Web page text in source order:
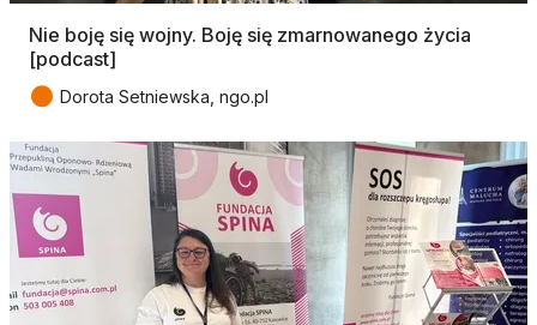
Nie boję się wojny. Boję się zmarnowanego życia
[podcast]
● Dorota Setniewska, ngo.pl